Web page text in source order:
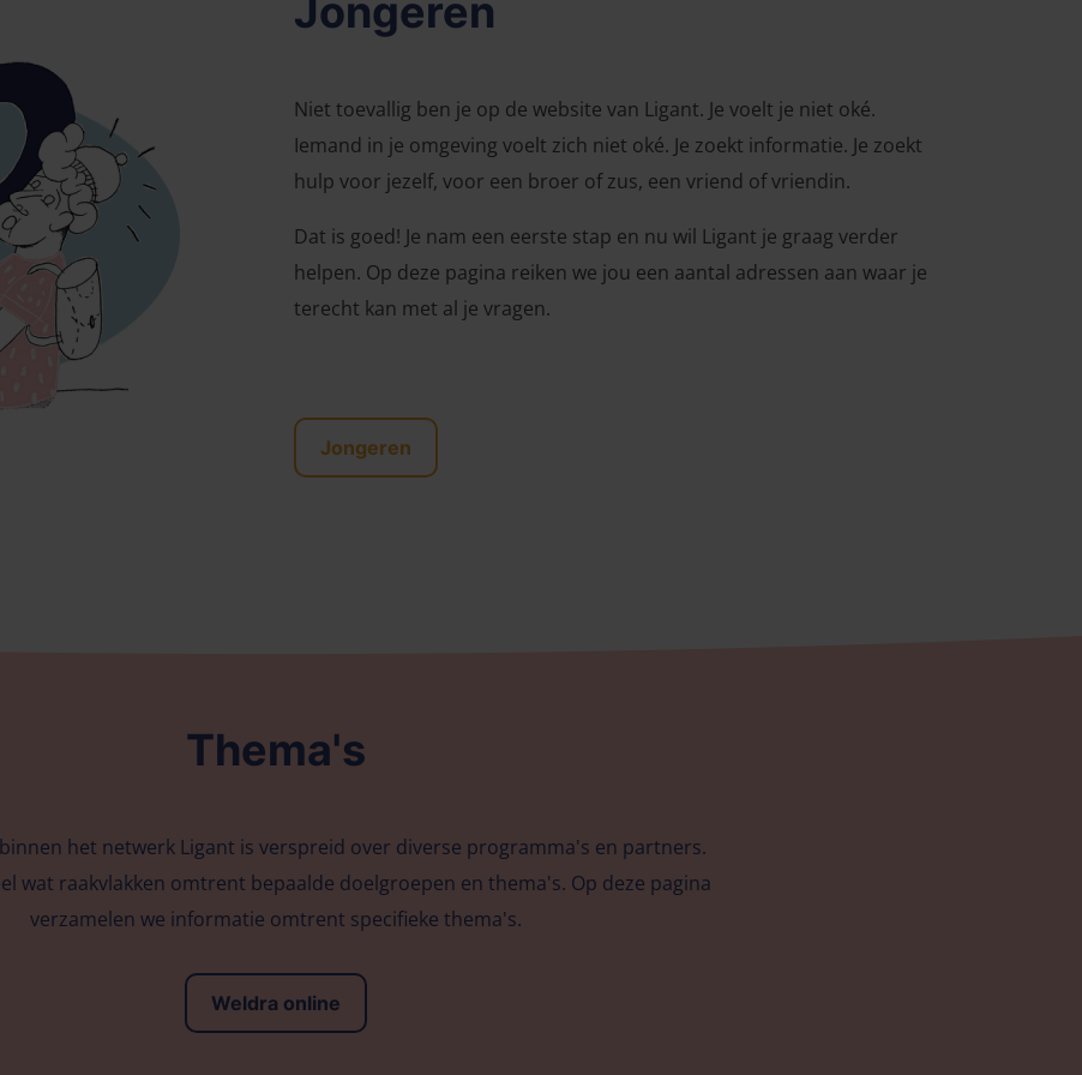
Jongeren
Niet toevallig ben je op de website van Ligant. Je voelt je niet oké.
Iemand in je omgeving voelt zich niet oké. Je zoekt informatie. Je zoekt
hulp voor jezelf, voor een broer of zus, een vriend of vriendin.
Dat is goed! Je nam een eerste stap en nu wil Ligant je graag verder
helpen. Op deze pagina reiken we jou een aantal adressen aan waar je
terecht kan met al je vragen.
Jongeren
Thema's
het netwerk Ligant is verspreid over diverse programma's en partners.
wat raakvlakken omtrent bepaalde doelgroepen en thema's. Op deze pagina
verzamelen we informatie omtrent specifieke thema's.
Weldra online